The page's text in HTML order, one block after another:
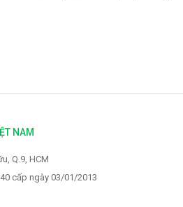
NAM
Q.9, HCM
cấp ngày 03/01/2013